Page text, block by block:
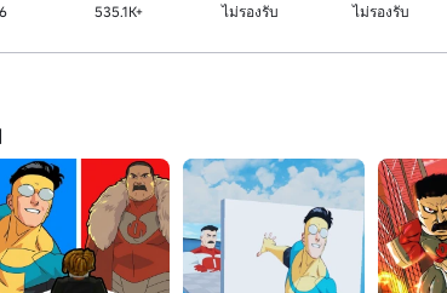
535.1K+
ไม่รองรับ
ไม่รองรับ